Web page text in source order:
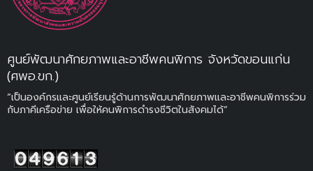
ศูนย์พัฒนาศักยภาพและอาชีพคนพิการ จังหวัดขอนแก่น
(ศพอ.ขก.)
“เป็นองค์กรและศูนย์เรียนรู้ด้านการพัฒนาศักยภาพและอาชีพคนพิการร่วม
กับภาคีเครือข่าย เพื่อให้คนพิการดำรงชีวิตในสังคมได้”